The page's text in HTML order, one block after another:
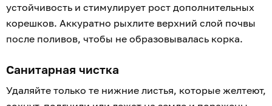
устойчивость и стимулирует рост дополнительных
корешков. Аккуратно рыхлите верхний слой почвы
после поливов, чтобы не образовывалась корка.
Санитарная чистка
Удаляйте только те нижние листья, которые желтеют,